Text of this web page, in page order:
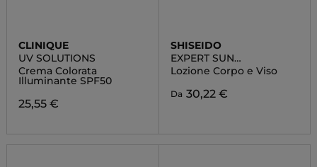
CLINIQUE
UV SOLUTIONS
Crema Colorata
Illuminante SPF50
25,55 €
SHISEIDO
EXPERT SUN
PROTECTOR
Lozione Corpo e Viso
Da 30,22 €